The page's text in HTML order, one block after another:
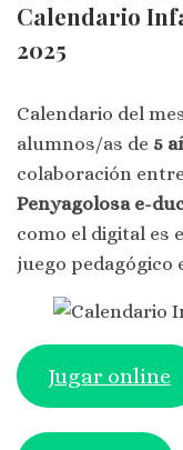
Calendario
2025
Calendario del
alumnos/as de 5
colaboración
Penyagolosa e-
como el digital es
juego pedagógico
Jugar online